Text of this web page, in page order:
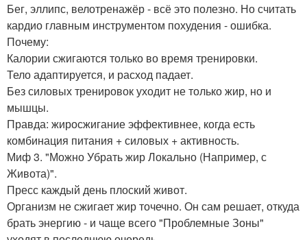
Бег, эллипс, велотренажёр - всё это полезно. Но считать
кардио главным инструментом похудения - ошибка.
Почему:
Калории сжигаются только во время тренировки.
Тело адаптируется, и расход падает.
Без силовых тренировок уходит не только жир, но и
мышцы.
Правда: жиросжигание эффективнее, когда есть
комбинация питания + силовых + активность.
Миф 3. "Можно Убрать жир Локально (Например, с
Живота)".
Пресс каждый день плоский живот.
Организм не сжигает жир точечно. Он сам решает, откуда
брать энергию - и чаще всего "Проблемные Зоны"